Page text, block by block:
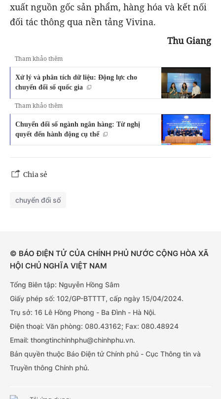
xuất nguồn gốc sản phẩm, hàng hóa và kết nối
đối tác thông qua nền tảng Vivina.
Thu Giang
Tham khảo thêm
Xử lý và phân tích dữ liệu: Động lực cho
chuyển đổi số quốc gia
Tham khảo thêm
Chuyển đổi số ngành ngân hàng: Từ nghị
quyết đến hành động cụ thể
Chia sẻ
chuyển đổi số
© BÁO ĐIỆN TỬ CỦA CHÍNH PHỦ NƯỚC CỘNG HÒA XÃ
HỘI CHỦ NGHĨA VIỆT NAM
Tổng Biên tập: Nguyễn Hồng Sâm
Giấy phép số: 102/GP-BTTTT, cấp ngày 15/04/2024.
Trụ sở: 16 Lê Hồng Phong - Ba Đình - Hà Nội.
Điện thoại: Văn phòng: 080.43162; Fax: 080.48924
Email: thongtinchinhphu@chinhphu.vn.
Bản quyền thuộc Báo Điện tử Chính phủ - Cục Thông tin và
Truyền thông Chính phủ.